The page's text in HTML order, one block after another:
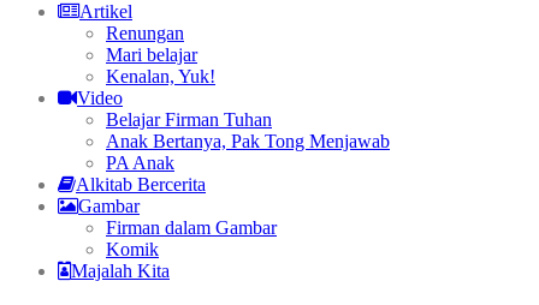
Artikel
Renungan
Mari belajar
Kenalan, Yuk!
Video
Belajar Firman Tuhan
Anak Bertanya, Pak Tong Menjawab
PA Anak
Alkitab Bercerita
Gambar
Firman dalam Gambar
Komik
Majalah Kita